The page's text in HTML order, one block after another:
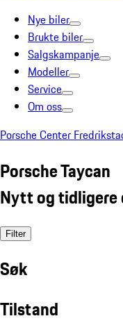
Nye biler
Brukte biler
Salgskampanje
Modeller
Service
Om oss
Porsche Center
Porsche Taycan
Nytt og tidligere
Filter
Søk
Tilstand